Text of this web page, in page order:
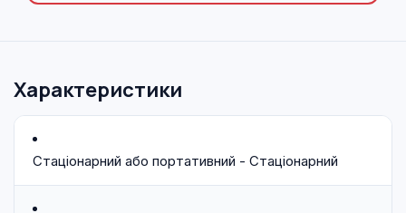
Характеристики
Стаціонарний або портативний - Стаціонарний